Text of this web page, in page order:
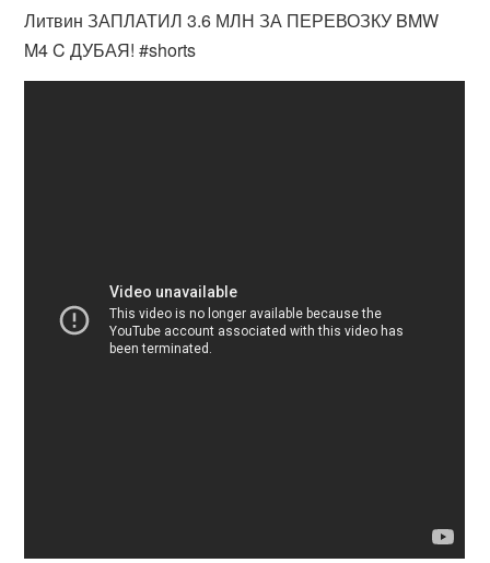
Литвин ЗАПЛАТИЛ 3.6 МЛН ЗА ПЕРЕВОЗКУ BMW
M4 C ДУБАЯ! #shorts